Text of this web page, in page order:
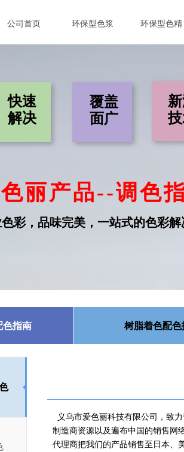
公司首页 环保型色浆 环保型色精
色指南 树脂着色配色
义乌市爱色丽科技有限公司，致
制造商资源以及遍布中国的销售网
代理商把我们的产品销售至日本、
丽产品--调色
快速
解决
覆盖
面广
彩，品味完美，一站式的色彩解